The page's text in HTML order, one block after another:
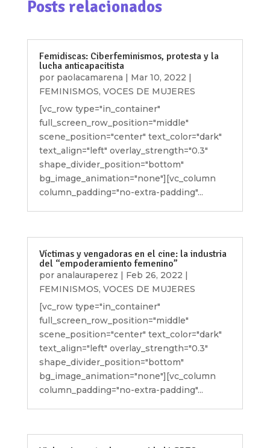
Posts relacionados
Femidiscas: Ciberfeminismos, protesta y la
lucha anticapacitista
por paolacamarena Mar 10, 2022
FEMINISMOS, VOCES DE MUJERES
[vc_row type="in_container"
full_screen_row_position="middle"
scene_position="center" text_color="dark"
text_align="left" overlay_strength="0.3"
shape_divider_position="bottom"
bg_image_animation="none"][vc_column
column_padding="no-extra-padding"...
Víctimas y vengadoras en el cine: la industria
del “empoderamiento femenino”
por analauraperez | Feb 26, 2022 |
FEMINISMOS, VOCES DE MUJERES
[vc_row type="in_container"
full_screen_row_position="middle"
scene_position="center" text_color="dark"
text_align="left" overlay_strength="0.3"
shape_divider_position="bottom"
bg_image_animation="none"][vc_column
column_padding="no-extra-padding"...